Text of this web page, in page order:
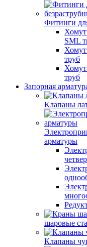
Фитинги
SML
труб
труб
Запорная
Клапаны
арматуры
шаровые
Клапаны